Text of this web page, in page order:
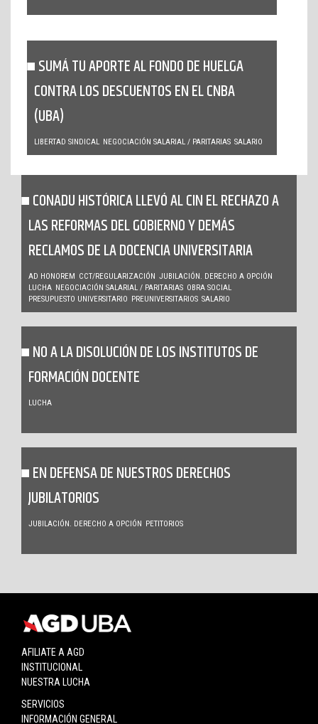
SUMÁ TU APORTE AL FONDO DE HUELGA
CONTRA LOS DESCUENTOS EN EL CNBA
(UBA)
LIBERTAD SINDICAL NEGOCIACIÓN SALARIAL / PARITARIAS SALARIO
CONADU HISTÓRICA LLEVÓ AL CIN EL RECHAZO A
LAS REFORMAS DEL GOBIERNO Y DEMÁS
RECLAMOS DE LA DOCENCIA UNIVERSITARIA
AD HONOREM CCT/REGULARIZACIÓN JUBILACIÓN. DERECHO A OPCIÓN
LUCHA NEGOCIACIÓN SALARIAL / PARITARIAS OBRA SOCIAL
PRESUPUESTO UNIVERSITARIO PREUNIVERSITARIOS SALARIO
NO A LA DISOLUCIÓN DE LOS INSTITUTOS DE
FORMACIÓN DOCENTE
LUCHA
EN DEFENSA DE NUESTROS DERECHOS
JUBILATORIOS
JUBILACIÓN. DERECHO A OPCIÓN PETITORIOS
AFILIATE A AGD
INSTITUCIONAL
NUESTRA LUCHA
SERVICIOS
INFORMACIÓN GENERAL